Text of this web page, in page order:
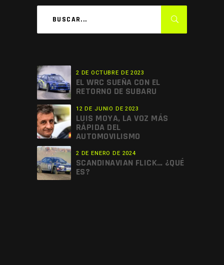
2 DE OCTUBRE DE 2023
EL WRC SUEÑA CON EL
RETORNO DE SUBARU
12 DE JUNIO DE 2023
LUIS MOYA, LA VOZ MÁS
RÁPIDA DEL
AUTOMOVILISMO
2 DE ENERO DE 2024
SCANDINAVIAN FLICK… ¿QUÉ
ES?